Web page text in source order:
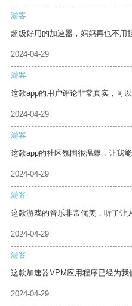
游客
超级好用的加速器，妈妈再也不用
2024-04-29
游客
这款app的用户评论非常真实，可
2024-04-29
游客
这款app的社区氛围很温馨，让我
2024-04-29
游客
这款游戏的音乐非常优美，听了让
2024-04-29
游客
这款加速器VPM应用程序已经为我
2024-04-29